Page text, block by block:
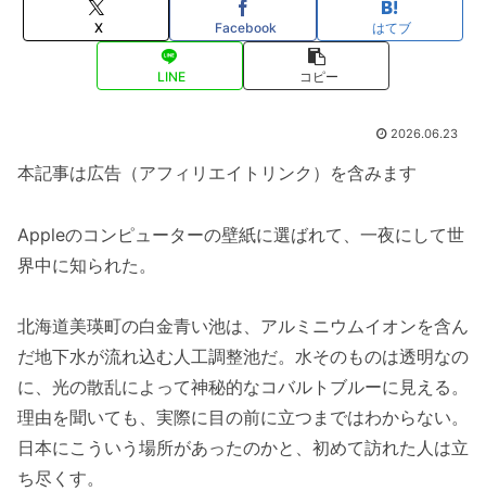
X Facebook はてブ
LINE コピー
2026.06.23
本記事は広告（アフィリエイトリンク）を含みます
Appleのコンピューターの壁紙に選ばれて、一夜にして世
界中に知られた。
北海道美瑛町の白金青い池は、アルミニウムイオンを含ん
だ地下水が流れ込む人工調整池だ。水そのものは透明なの
に、光の散乱によって神秘的なコバルトブルーに見える。
理由を聞いても、実際に目の前に立つまではわからない。
日本にこういう場所があったのかと、初めて訪れた人は立
ち尽くす。